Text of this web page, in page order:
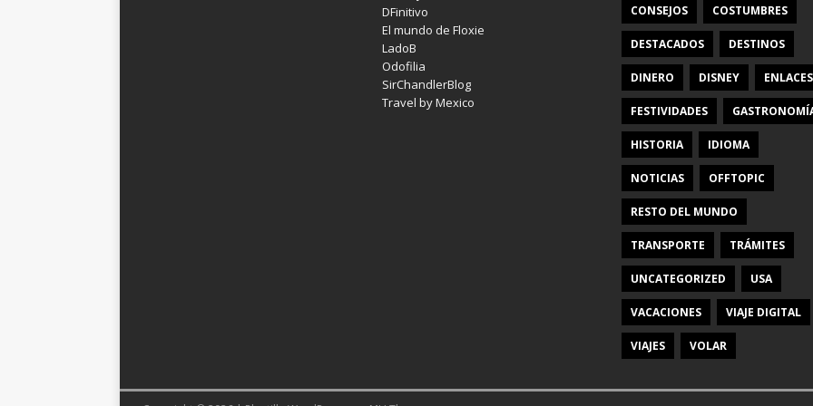
DFinitivo
El mundo de Floxie
LadoB
Odofilia
SirChandlerBlog
Travel by Mexico
CONSEJOS COSTUMBRES
DESTACADOS DESTINOS
DINERO DISNEY ENLACES
FESTIVIDADES
HISTORIA IDIOMA
NOTICIAS OFFTOPIC
RESTO DEL MUNDO
TRANSPORTE TRÁMITES
UNCATEGORIZED USA
VACACIONES VIAJE DIGITAL
VIAJES VOLAR